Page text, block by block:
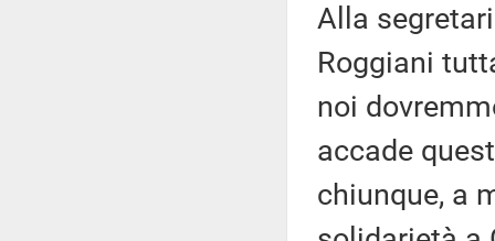
Alla
Roggiani
noi
accade
chiunque, a